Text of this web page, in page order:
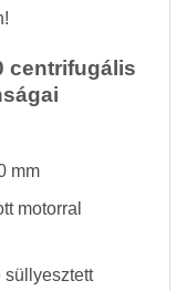
centrifugális
mm
motorral
süllyesztett